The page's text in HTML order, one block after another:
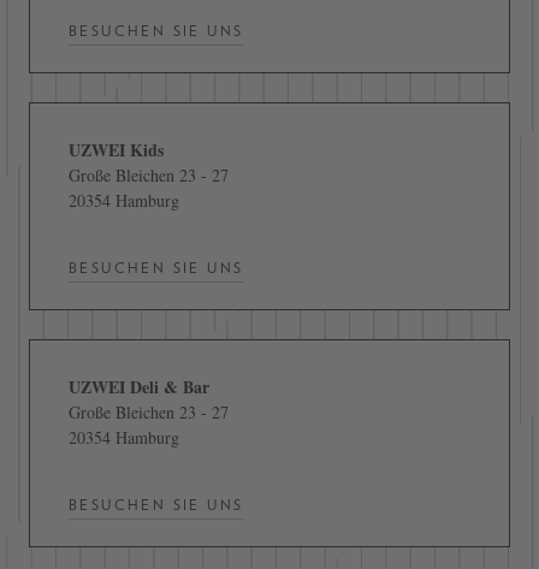
BESUCHEN SIE UNS
UZWEI Kids
Große Bleichen 23 - 27
20354 Hamburg
BESUCHEN SIE UNS
UZWEI Deli & Bar
Große Bleichen 23 - 27
20354 Hamburg
BESUCHEN SIE UNS